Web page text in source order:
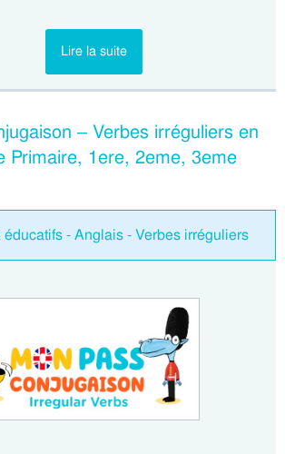
Lire la suite
– Verbes irréguliers en
Primaire, 1ere, 2eme, 3eme
éducatifs - Anglais - Verbes irréguliers